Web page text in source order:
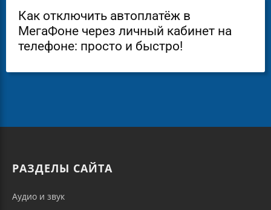
Как отключить автоплатёж в
МегаФоне через личный кабинет на
телефоне: просто и быстро!
РАЗДЕЛЫ САЙТА
Аудио и звук